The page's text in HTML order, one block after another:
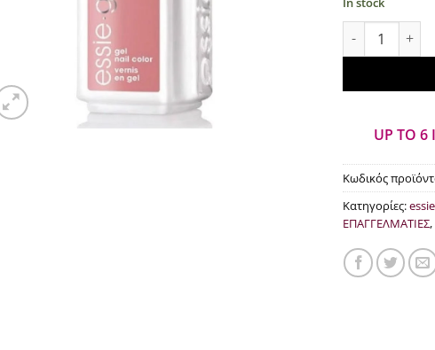
essie gel
UP TO 6
Κωδικός
Κατηγορίες:essie
ΕΠΑΓΓΕΛΜΑΤΙΕΣ,